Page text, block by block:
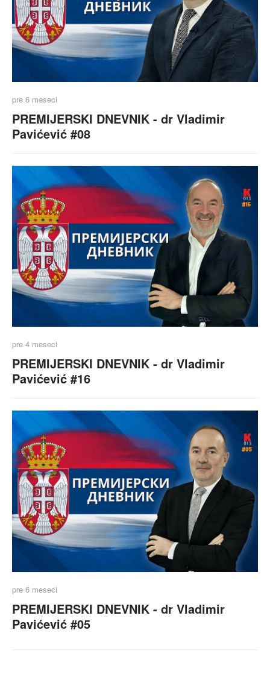
pre 6 meseci
PREMIJERSKI DNEVNIK - dr Vladimir
Pavićević #08
pre 4 meseci
PREMIJERSKI DNEVNIK - dr Vladimir
Pavićević #16
pre 6 meseci
PREMIJERSKI DNEVNIK - dr Vladimir
Pavićević #05